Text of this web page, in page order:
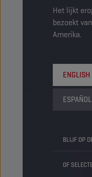
Het lijkt
bezoekt
Amerika.
ENGLISH
ESPAÑOL
BLIJF OP
OF
samenstelling
bevriezen en